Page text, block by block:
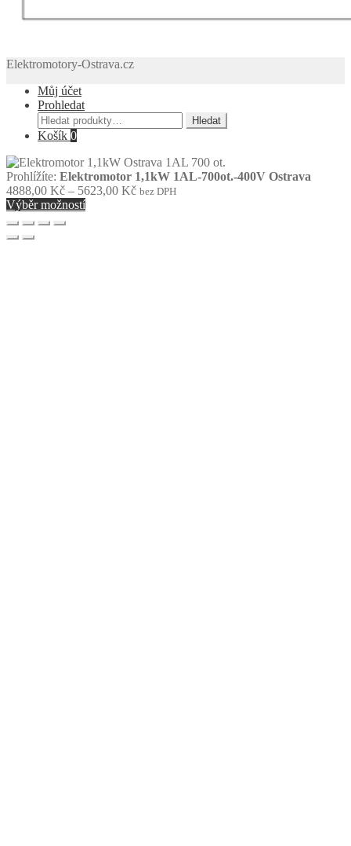
Elektromotory-Ostrava.cz
Můj účet
Prohledat
Hledat:
Hledat
Košík 0
Prohlížíte: Elektromotor 1,1kW 1AL-700ot.-400V Ostrava
4888,00 Kč – 5623,00 KčRozpětí
bez DPH
Výběr možností